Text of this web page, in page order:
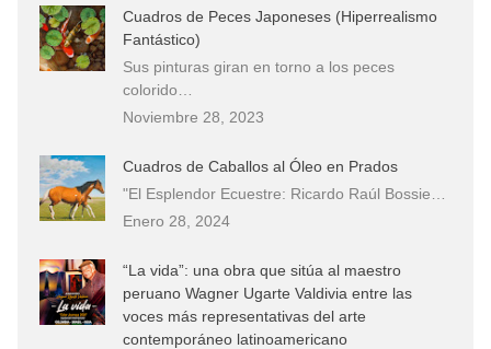
Cuadros de Peces Japoneses (Hiperrealismo
Fantástico)
Sus pinturas giran en torno a los peces
colorido…
Noviembre 28, 2023
Cuadros de Caballos al Óleo en Prados
"El Esplendor Ecuestre: Ricardo Raúl Bossie…
Enero 28, 2024
“La vida”: una obra que sitúa al maestro
peruano Wagner Ugarte Valdivia entre las
voces más representativas del arte
contemporáneo latinoamericano